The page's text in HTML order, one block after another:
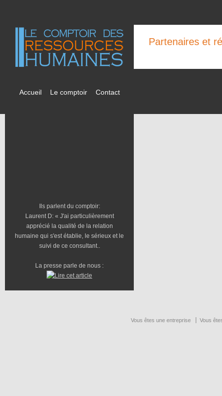
Accueil Le comptoir Contact
Ils parlent du comptoir:
Laurent D: « J'ai particulièrement
apprécié la qualité de la relation
humaine qui s'est établie, le sérieux et le
suivi de ce consultant..
La presse parle de nous :
Partenaires et
Vous êtes une entreprise Vous